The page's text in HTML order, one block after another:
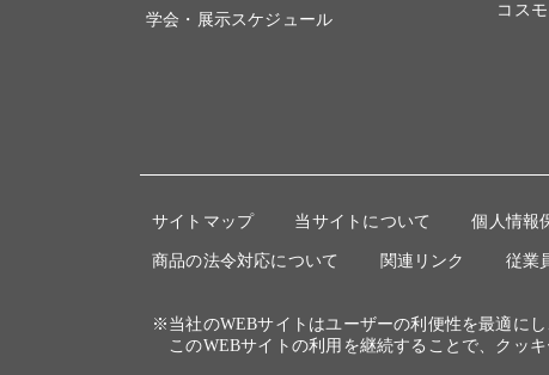
学会・展示スケジュール
コス
サイトマップ 当サイトについて 個人情報
商品の法令対応について 関連リンク 従業
※当社のWEBサイトはユーザーの利便性を最適に
このWEBサイトの利用を継続することで、クッキ